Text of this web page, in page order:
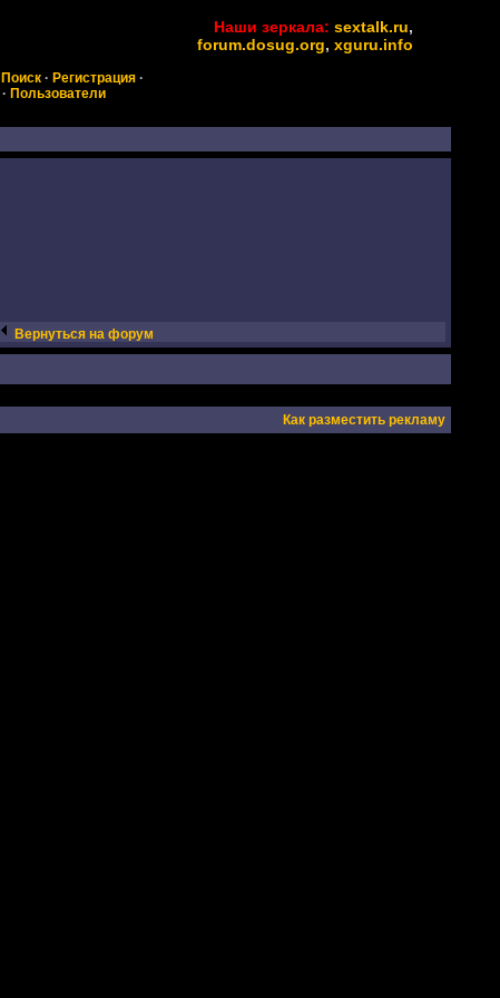
Наши зеркала: sextalk.ru,
forum.dosug.org, xguru.info
Поиск· Регистрация·
· Пользователи
Вернуться на форум
Как разместить рекламу